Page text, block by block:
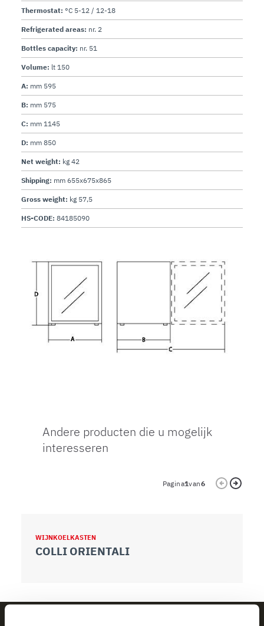
Thermostat: °C 5-12 / 12-18
Refrigerated areas: nr. 2
Bottles capacity: nr. 51
Volume: lt 150
A: mm 595
B: mm 575
C: mm 1145
D: mm 850
Net weight: kg 42
Shipping: mm 655x675x865
Gross weight: kg 57,5
HS-CODE: 84185090
Andere producten die u mogelijk
interesseren
Pagina1van6
WIJNKOELKASTEN
COLLI ORIENTALI